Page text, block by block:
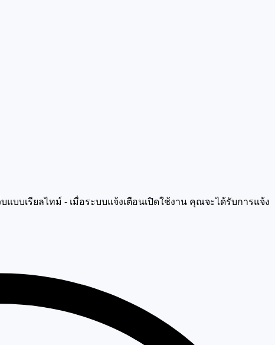
บเรียลไทม์ - เมื่อระบบแจ้งเตือนเปิดใช้งาน คุณจะได้รับการแจ้ง